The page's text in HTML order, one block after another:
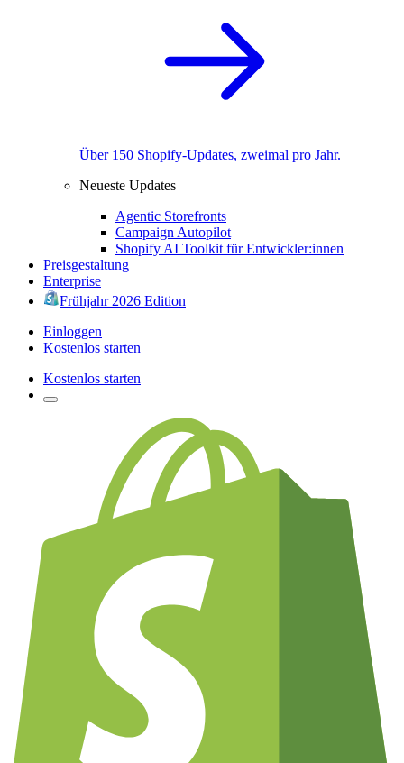
Über 150 Shopify-Updates, zweimal pro Jahr.
Neueste Updates
Agentic Storefronts
Campaign Autopilot
Shopify AI Toolkit für Entwickler:innen
Preisgestaltung
Enterprise
Frühjahr 2026 Edition
Einloggen
Kostenlos starten
Kostenlos starten